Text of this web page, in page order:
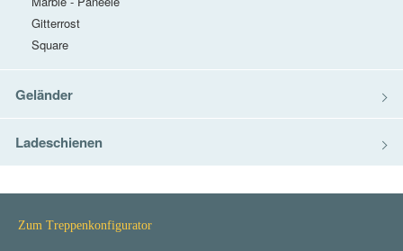
Gitterrost
Square
Geländer
Ladeschienen
Zum Treppenkonfigurator